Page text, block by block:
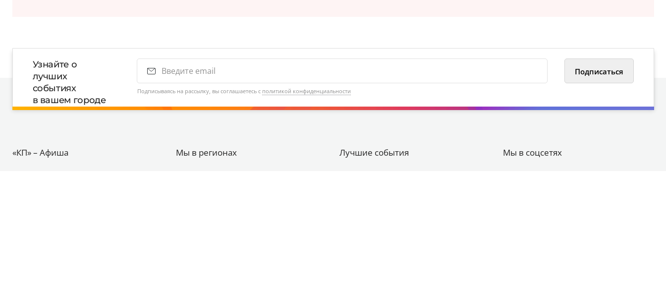
Узнайте о
лучших
событиях
в вашем городе
Подписываясь на рассылку, вы соглашаетесь с политикой конфиденциальности
«КП» – Афиша Мы в регионах Лучшие события Мы в соцсетях